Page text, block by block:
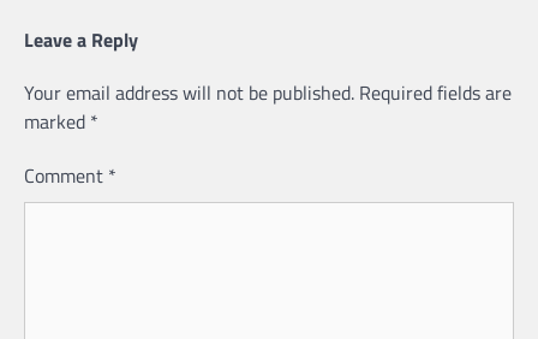
Leave a Reply
Your email address will not be published. Required fields are
marked *
Comment *